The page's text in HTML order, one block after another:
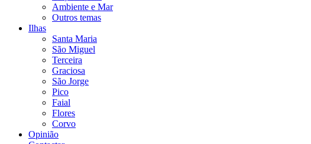
Ambiente e Mar
Outros temas
Ilhas
Santa Maria
São Miguel
Terceira
Graciosa
São Jorge
Pico
Faial
Flores
Corvo
Opinião